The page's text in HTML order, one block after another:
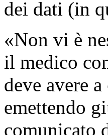
dei dati (in
«Non vi è
il medico
deve avere
emettendo
comunicato